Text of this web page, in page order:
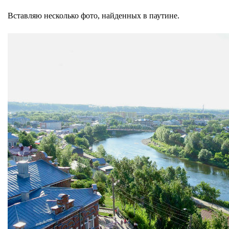
Вставляю несколько фото, найденных в паутине.